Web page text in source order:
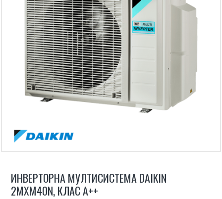
ИНВЕРТОРНА МУЛТИСИСТЕМА DAIKIN
2MXM40N, КЛАС А++